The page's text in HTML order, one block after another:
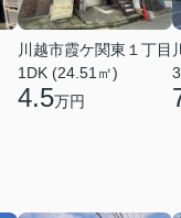
川越市霞ケ関東１丁目
1DK (24.51㎡)
4.5万円